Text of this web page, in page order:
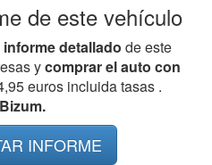
de este vehículo
informe detallado de este
ycomprar el auto con
euros incluida tasas .
INFORME